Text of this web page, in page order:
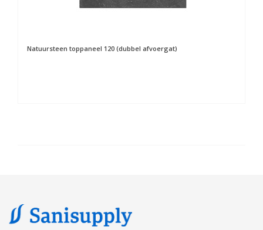
Natuursteen toppaneel 120 (dubbel afvoergat)